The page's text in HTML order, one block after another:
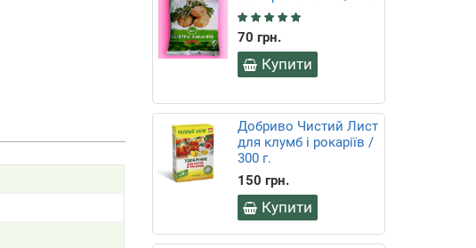
70 грн.
Купити
Добриво Чистий Лист
для клумб і рокаріїв /
300 г.
150 грн.
Купити